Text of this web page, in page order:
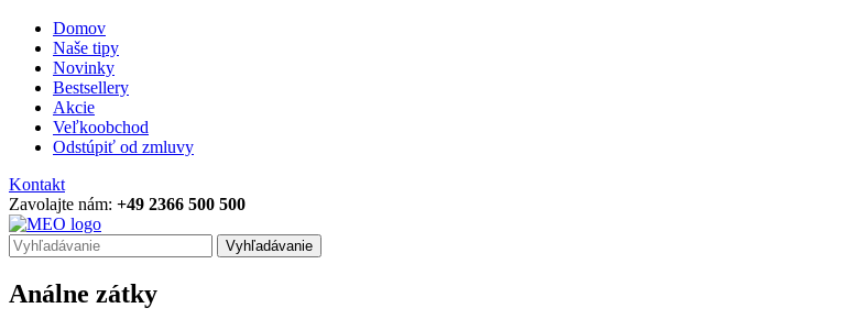
Domov
Naše tipy
Novinky
Bestsellery
Akcie
Veľkoobchod
Odstúpiť od zmluvy
Kontakt
Zavolajte nám: +49 2366 500 500
Vyhľadávanie
Análne zátky